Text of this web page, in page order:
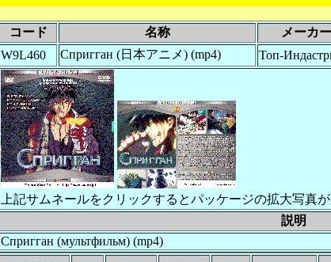
コード 名称 メーカー
W9L460
Спригган (日本アニメ) (mp4) Топ-
上記サムネールをクリックするとパッケージの拡大写真
説明
Спригган (мультфильм) (mp4)